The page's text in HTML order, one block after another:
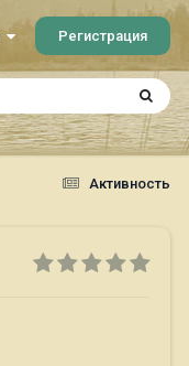
Регистрация
Активность